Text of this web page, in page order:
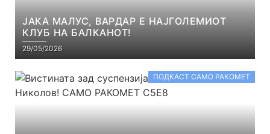
ЈАКА МАЛУС, ВАРДАР Е НАЈГОЛЕМИОТ
КЛУБ НА БАЛКАНОТ!
29/05/2026
ПОДКАСТ САМО РАКОМЕТ